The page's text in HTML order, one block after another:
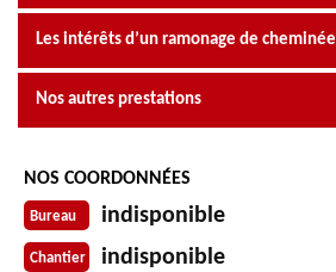
Les intérêts d’un ramonage de cheminée
Nos autres prestations
NOS COORDONNÉES
Bureau indisponible
Chantier indisponible